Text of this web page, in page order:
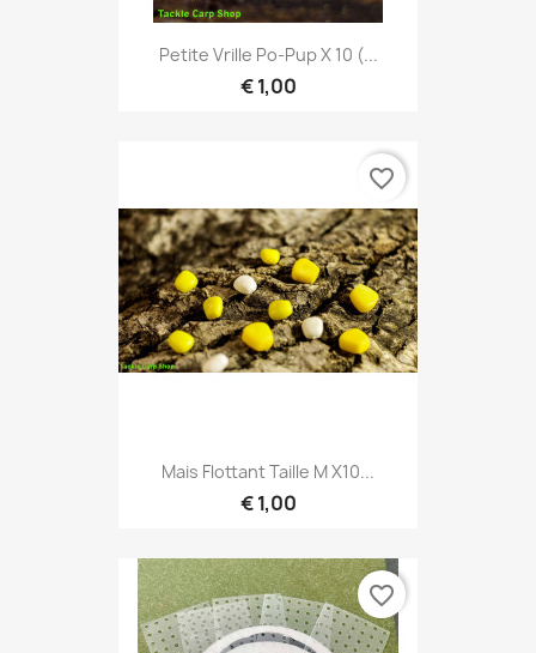
Petite Vrille Po-Pup X 10 (...
€ 1,00
Mais Flottant Taille M X10...
€ 1,00
favorite_border
favorite_border